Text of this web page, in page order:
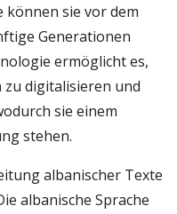
sie vor dem
Generationen
ermöglicht es,
digitalisieren und
sie einem
stehen.
albanischer Texte
albanische Sprache